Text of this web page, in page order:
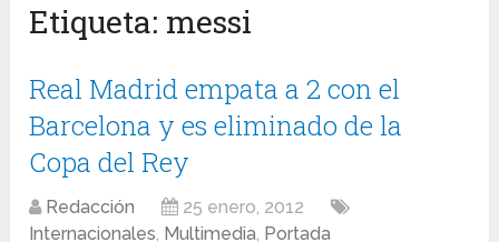
Etiqueta: messi
Real Madrid empata a 2 con el
Barcelona y es eliminado de la
Copa del Rey
Redacción
25 enero, 2012
Internacionales, Multimedia, Portada